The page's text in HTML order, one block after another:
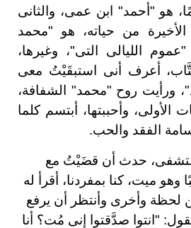
هو "أحمد" ابن عمى، والثانى
من حياته، هو "محمد
الليالى التى"، وغيرها،
أعرف أنى استبقَيْتُ معى
ورأيت روح "محمد" الشفافة،
الأولى، وأحببتها، أبتسم كلما
الفقد والحب.
حدث أن قضَيْتُ مع
وهو ميت، كنا بمفردنا، أقرأ له
لحظة وأخرى وأنتظر أن يرفع
"انتوا صدَّقتوا إنى مُت؟ أنا